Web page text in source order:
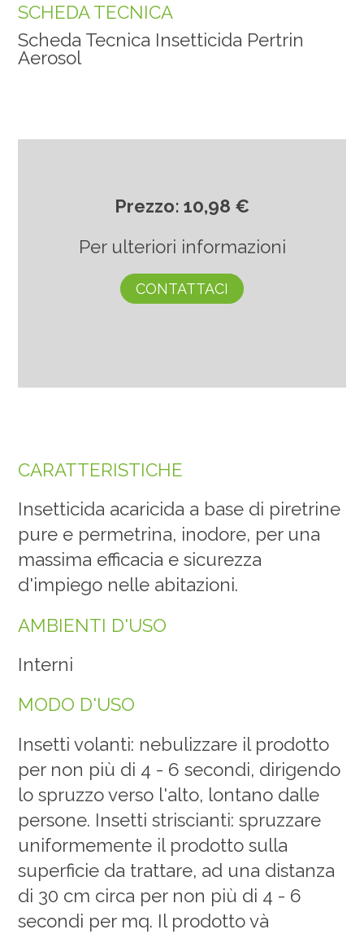
SCHEDA TECNICA
Scheda Tecnica Insetticida Pertrin
Aerosol
Prezzo: 10,98 €
Per ulteriori informazioni
CONTATTACI
CARATTERISTICHE
Insetticida acaricida a base di piretrine
pure e permetrina, inodore, per una
massima efficacia e sicurezza
d'impiego nelle abitazioni.
AMBIENTI D'USO
Interni
MODO D'USO
Insetti volanti: nebulizzare il prodotto
per non più di 4 - 6 secondi, dirigendo
lo spruzzo verso l'alto, lontano dalle
persone. Insetti striscianti: spruzzare
uniformemente il prodotto sulla
superficie da trattare, ad una distanza
di 30 cm circa per non più di 4 - 6
secondi per mq. Il prodotto và